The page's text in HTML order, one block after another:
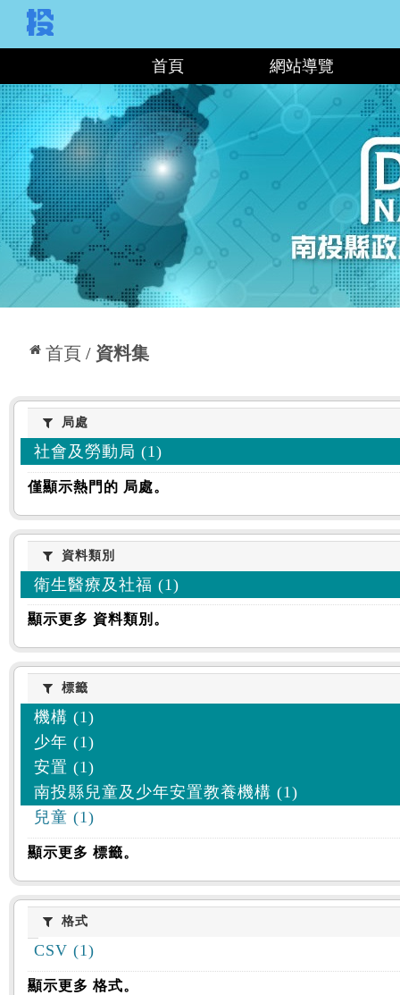
首頁 網站導覽
首頁 資料集
:::
局處局處
社會及勞動局 (1)
僅顯示熱門的 局處。
資料類別
資料類別
衛生醫療及社福 (1)
顯示更多 資料類別。
標籤標籤
機構 (1)
少年 (1)
安置 (1)
南投縣兒童及少年安置教養機構 (1)
兒童 (1)
顯示更多 標籤。
格式格式
CSV (1)
顯示更多 格式。